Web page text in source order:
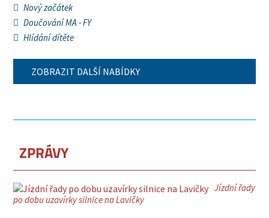
Nový začátek
Doučování MA - FY
Hlídání dítěte
ZOBRAZIT DALŠÍ NABÍDKY
ZPRÁVY
Jízdní řady
po dobu uzavírky silnice na Lavičky